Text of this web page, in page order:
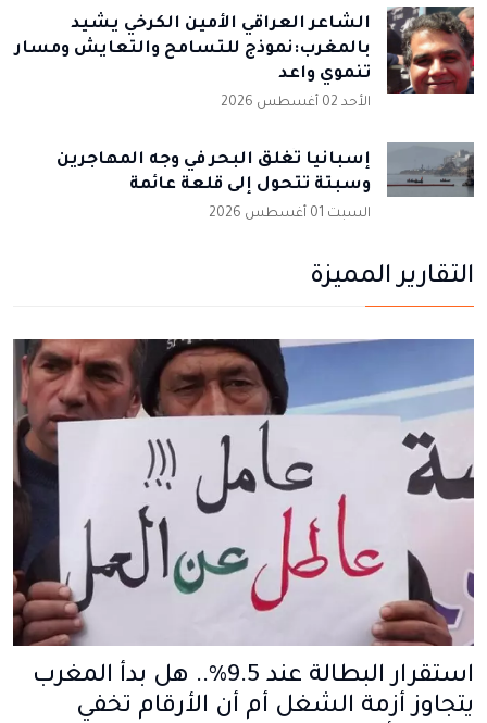
الشاعر العراقي الأمين الكرخي يشيد
بالمغرب:نموذج للتسامح والتعايش ومسار
تنموي واعد
الأحد 02 أغسطس 2026
إسبانيا تُغلق البحر في وجه المهاجرين
وسبتة تتحول إلى قلعة عائمة
السبت 01 أغسطس 2026
التقارير المميزة
استقرار البطالة عند 9.5%.. هل بدأ المغرب
يتجاوز أزمة الشغل أم أن الأرقام تخفي